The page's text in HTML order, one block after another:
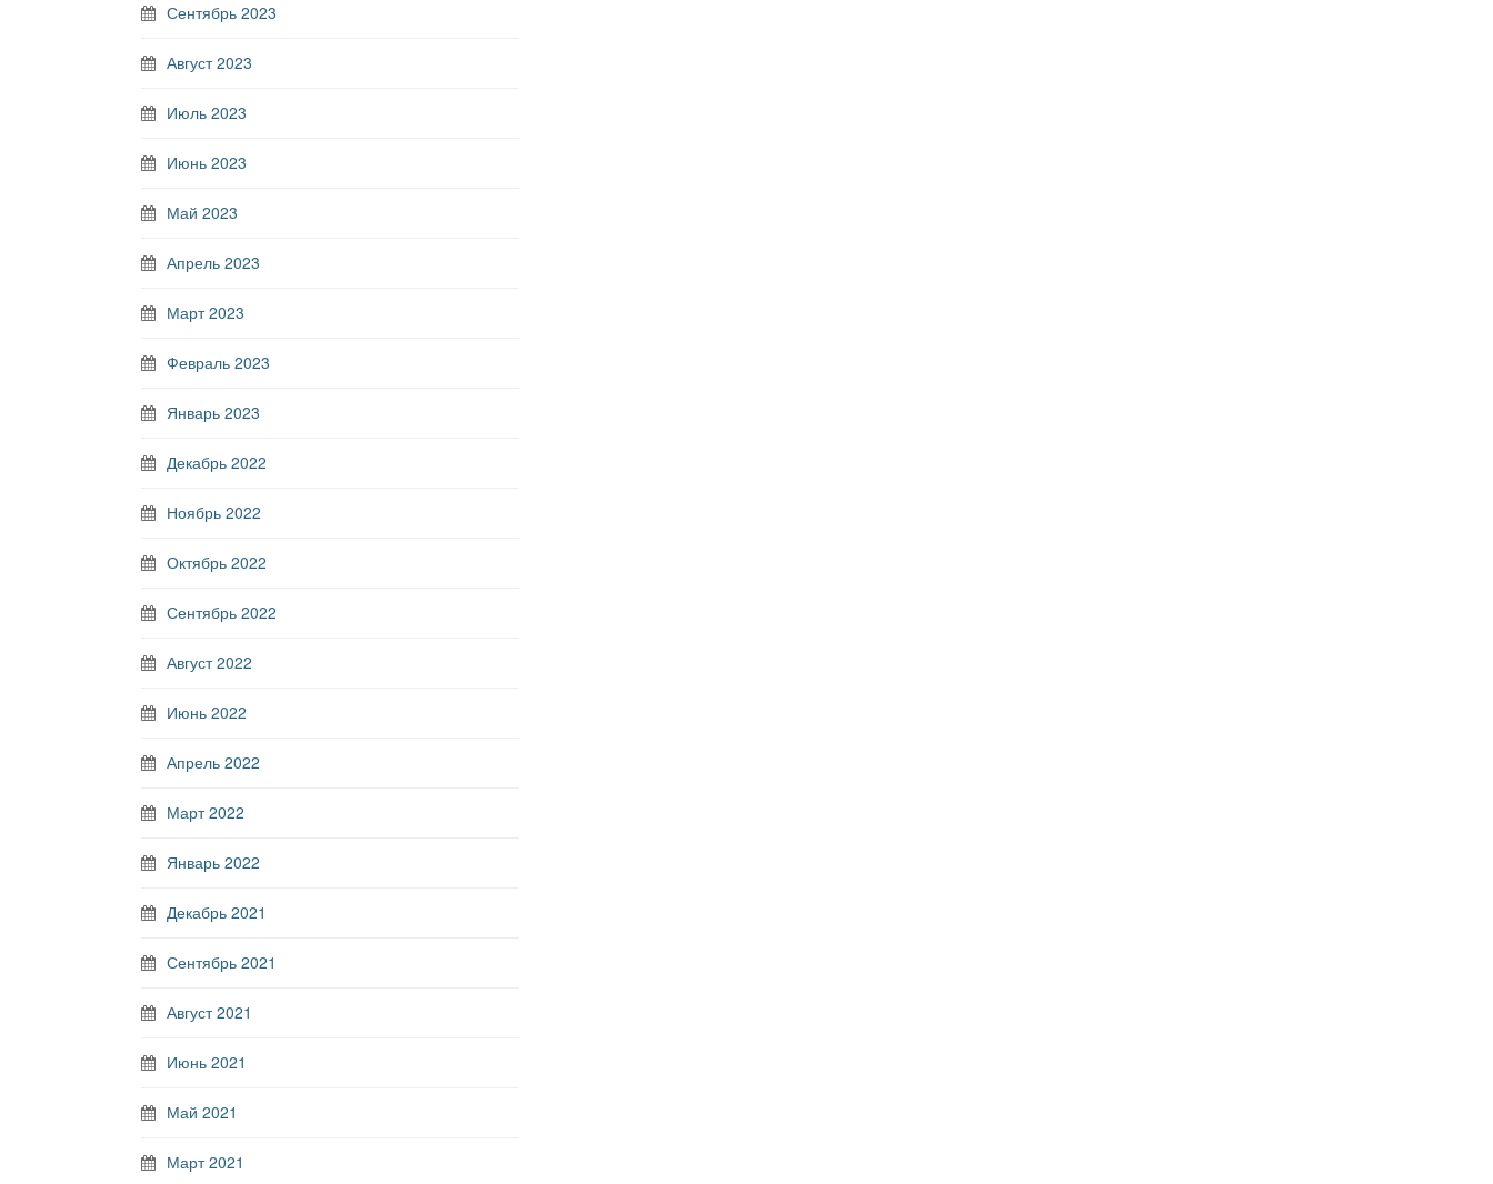
Сентябрь 2023
Август 2023
Июль 2023
Июнь 2023
Май 2023
Апрель 2023
Март 2023
Февраль 2023
Январь 2023
Декабрь 2022
Ноябрь 2022
Октябрь 2022
Сентябрь 2022
Август 2022
Июнь 2022
Апрель 2022
Март 2022
Январь 2022
Декабрь 2021
Сентябрь 2021
Август 2021
Июнь 2021
Май 2021
Март 2021